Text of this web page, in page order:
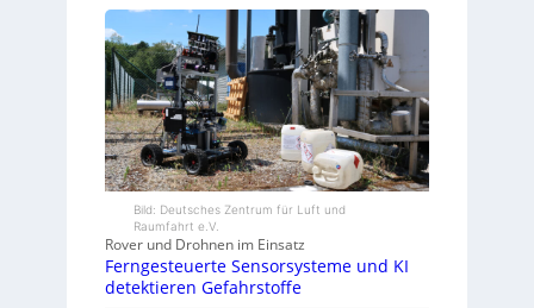
Bild: Deutsches Zentrum für Luft und
Raumfahrt e.V.
Rover und Drohnen im Einsatz
Ferngesteuerte Sensorsysteme und KI
detektieren Gefahrstoffe